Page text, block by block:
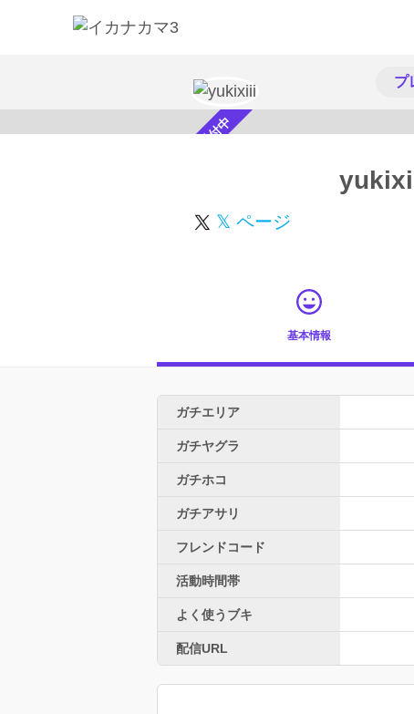
プ
スカウト受付中
𝕏 ページ
基本情報
ガチエリア
ガチヤグラ
ガチホコ
ガチアサリ
フレンドコード
活動時間帯
よく使うブキ
配信URL